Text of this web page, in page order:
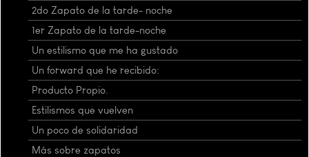
2do Zapato de la tarde- noche
1er Zapato de la tarde-noche
Un estilismo que me ha gustado
Un forward que he recibido:
Producto Propio.
Estilismos que vuelven
Un poco de solidaridad
Más sobre zapatos